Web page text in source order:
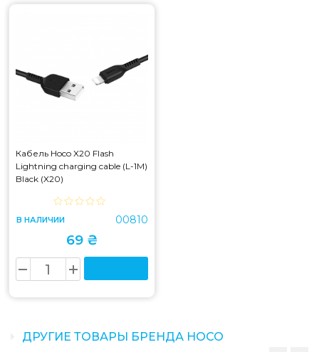
Кабель Hoco X20 Flash
Lightning charging cable (L-1M)
Black (X20)
В НАЛИЧИИ 00810
69 ₴
ДРУГИЕ ТОВАРЫ БРЕНДА HOCO